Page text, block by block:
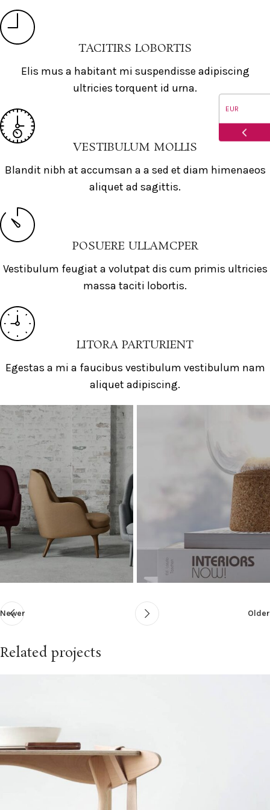
TACITIRS LOBORTIS
Elis mus a habitant mi suspendisse adipiscing
ultricies torquent id urna.
VESTIBULUM MOLLIS
Blandit nibh at accumsan a a sed et diam himenaeos
aliquet ad sagittis.
POSUERE ULLAMCPER
Vestibulum feugiat a volutpat dis cum primis ultricies
massa taciti lobortis.
LITORA PARTURIENT
Egestas a mi a faucibus vestibulum vestibulum nam
aliquet adipiscing.
Newer Older
Related projects
EUR
CAD